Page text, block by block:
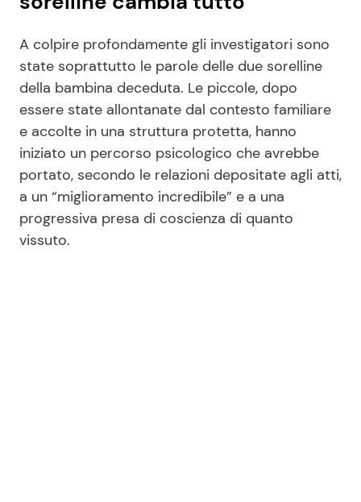
A colpire profondamente gli investigatori sono
state soprattutto le parole delle due sorelline
della bambina deceduta. Le piccole, dopo
essere state allontanate dal contesto familiare
e accolte in una struttura protetta, hanno
iniziato un percorso psicologico che avrebbe
portato, secondo le relazioni depositate agli atti,
a un “miglioramento incredibile” e a una
progressiva presa di coscienza di quanto
vissuto.